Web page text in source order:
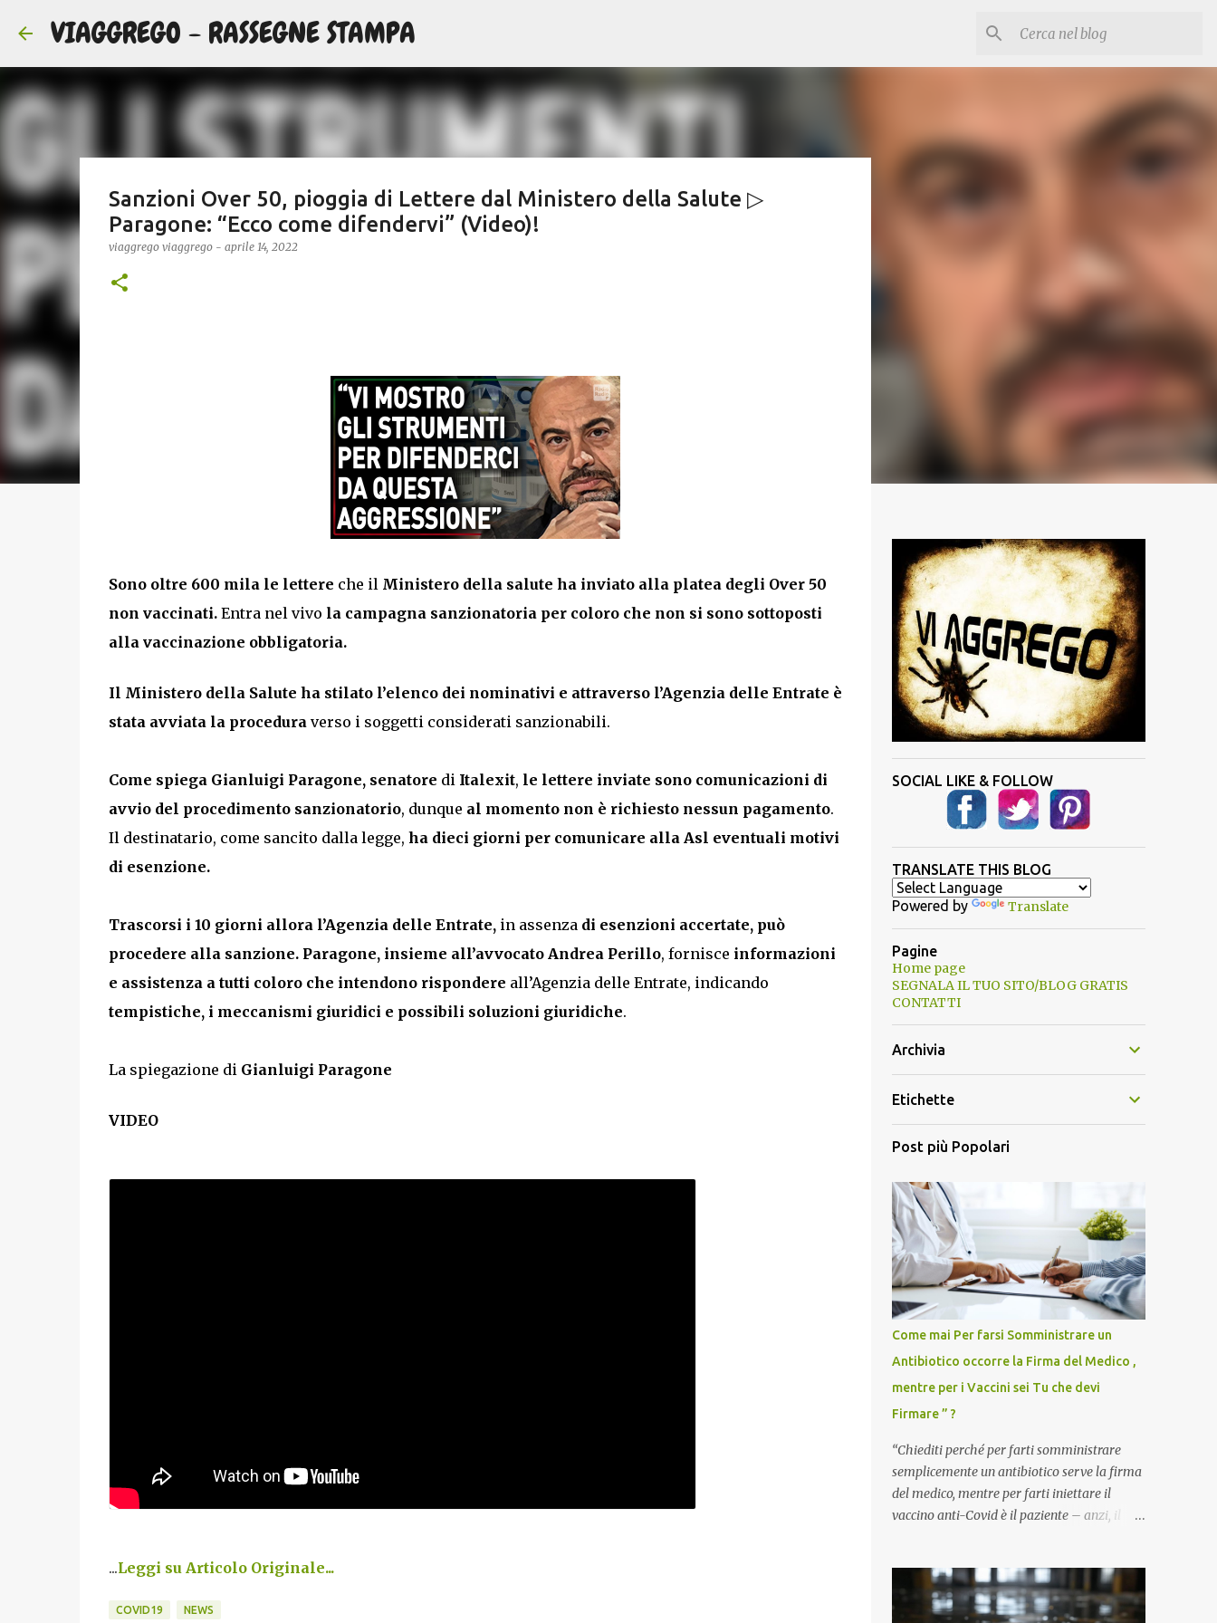
VIAGGREGO - RASSEGNE STAMPA
Sanzioni Over 50, pioggia di Lettere dal Ministero della Salute ▷
Paragone: “Ecco come difendervi” (Video)!
viaggrego viaggrego - aprile 14, 2022
Sono oltre 600 mila le lettere che il Ministero della salute ha inviato alla platea degli Over 50
non vaccinati.Entra nel vivo la campagna sanzionatoria per coloro che non si sono sottoposti
alla vaccinazione obbligatoria.
Il Ministero della Salute ha stilato l’elenco dei nominativi e attraverso l’Agenzia delle Entrate è
stata avviata la procedura verso i soggetti considerati sanzionabili.
Come spiega Gianluigi Paragone, senatore di Italexit, le lettere inviate sono comunicazioni di
avvio del procedimento sanzionatorio, dunque al momento non è richiesto nessun pagamento.
Il destinatario, come sancito dalla legge, ha dieci giorni per comunicare alla Asl eventuali motivi
di esenzione.
Trascorsi i 10 giorni allora l’Agenzia delle Entrate,in assenza di esenzioni accertate, può
procedere alla sanzione. Paragone, insieme all’avvocatoAndrea Perillo, fornisce informazioni
e assistenza a tutti coloro che intendono rispondere all’Agenzia delle Entrate, indicando
tempistiche, i meccanismi giuridici e possibili soluzioni giuridiche.
La spiegazione di Gianluigi Paragone
VIDEO
...Leggi su Articolo Originale...
COVID19 NEWS
SOCIAL LIKE & FOLLOW
TRANSLATE THIS BLOG
Powered by Translate
Pagine
Home page
SEGNALA IL TUO SITO/BLOG GRATIS
CONTATTI
Archivia
Etichette
Post più Popolari
Come mai Per farsi Somministrare un
Antibiotico occorre la Firma del Medico ,
mentre per i Vaccini sei Tu che devi
Firmare ” ?
“Chiediti perché per farti somministrare
semplicemente un antibiotico serve la firma
del medico, mentre per farti iniettare il
vaccino anti-Covid è il paziente – anzi, il
domanda tanto semplice quanto devastante
quella posta dal dottor Andrea Stramezzi,